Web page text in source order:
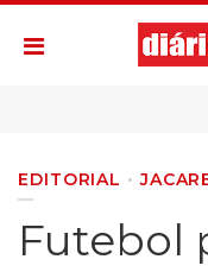
EDITORIAL
Futebol